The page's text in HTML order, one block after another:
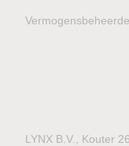
LYNX B.V., Kouter